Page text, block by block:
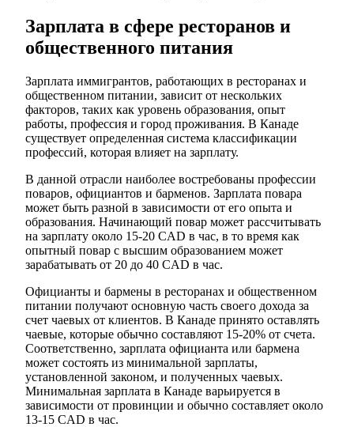
Зарплата в сфере ресторанов и
общественного питания
Зарплата иммигрантов, работающих в ресторанах и
общественном питании, зависит от нескольких
факторов, таких как уровень образования, опыт
работы, профессия и город проживания. В Канаде
существует определенная система классификации
профессий, которая влияет на зарплату.
В данной отрасли наиболее востребованы профессии
поваров, официантов и барменов. Зарплата повара
может быть разной в зависимости от его опыта и
образования. Начинающий повар может рассчитывать
на зарплату около 15-20 CAD в час, в то время как
опытный повар с высшим образованием может
зарабатывать от 20 до 40 CAD в час.
Официанты и бармены в ресторанах и общественном
питании получают основную часть своего дохода за
счет чаевых от клиентов. В Канаде принято оставлять
чаевые, которые обычно составляют 15-20% от счета.
Соответственно, зарплата официанта или бармена
может состоять из минимальной зарплаты,
установленной законом, и полученных чаевых.
Минимальная зарплата в Канаде варьируется в
зависимости от провинции и обычно составляет около
13-15 CAD в час.